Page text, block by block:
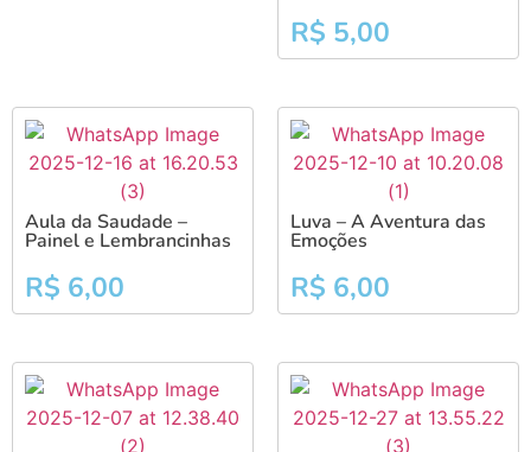
R$ 5,00
Aula da Saudade –
Painel e Lembrancinhas
R$ 6,00
Luva – A Aventura das
Emoções
R$ 6,00